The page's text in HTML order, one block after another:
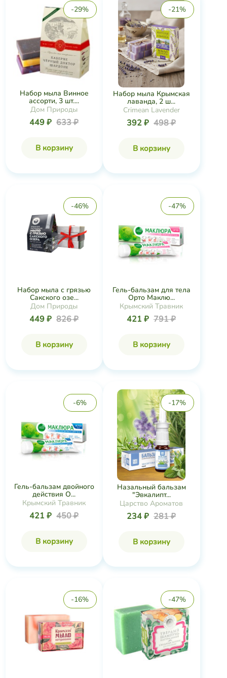
-29%
Набор мыла Винное
ассорти, 3 шт....
Дом Природы
449 ₽ 633 ₽
В корзину
-21%
Набор мыла Крымская
лаванда, 2 ш...
Crimean Lavender
392 ₽ 498 ₽
В корзину
-46%
Набор мыла с грязью
Сакского озе...
Дом Природы
449 ₽ 826 ₽
В корзину
-47%
Гель-бальзам для тела
Орто Маклю...
Крымский Травник
421 ₽ 791 ₽
В корзину
-6%
Гель-бальзам двойного
действия О...
Крымский Травник
421 ₽ 450 ₽
В корзину
-17%
Назальный бальзам
"Эвкалипт...
Царство Ароматов
234 ₽ 281 ₽
В корзину
-16% -47%